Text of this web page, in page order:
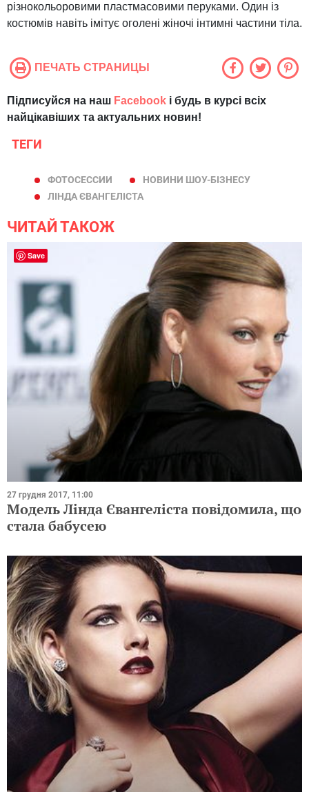
різнокольоровими пластмасовими перуками. Один із
костюмів навіть імітує оголені жіночі інтимні частини тіла.
ПЕЧАТЬ СТРАНИЦЫ
Підписуйся на наш Facebook і будь в курсі всіх
найцікавіших та актуальних новин!
ТЕГИ
ФОТОСЕССИИ
НОВИНИ ШОУ-БІЗНЕСУ
ЛІНДА ЄВАНГЕЛІСТА
ЧИТАЙ ТАКОЖ
27 грудня 2017, 11:00
Модель Лінда Євангеліста повідомила, що
стала бабусею
Save